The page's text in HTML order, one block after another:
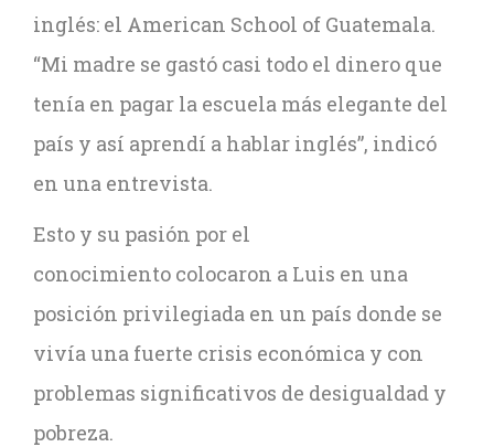
inglés: el American School of Guatemala.
“Mi madre se gastó casi todo el dinero que
tenía en pagar la escuela más elegante del
país y así aprendí a hablar inglés”, indicó
en una entrevista.
Esto y su pasión por el
conocimiento colocaron a Luis en una
posición privilegiada en un país donde se
vivía una fuerte crisis económica y con
problemas significativos de desigualdad y
pobreza.